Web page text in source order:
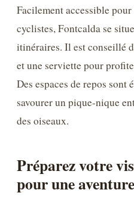
Facilement accessible
cyclistes, Fontcalda se
itinéraires. Il est conseillé
et une serviette pour
Des espaces de repos
savourer un pique-nique
des oiseaux.
Préparez votre
pour une